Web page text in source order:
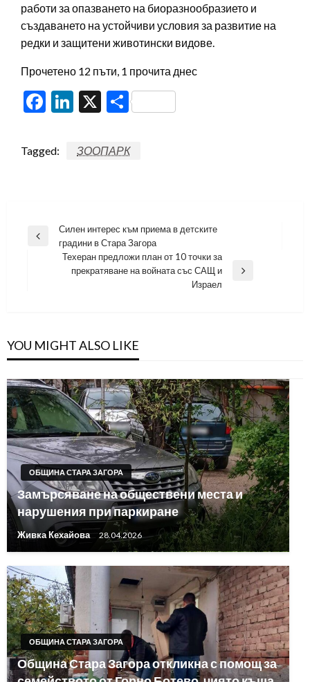
работи за опазването на биоразнообразието и
създаването на устойчиви условия за развитие на
редки и защитени животински видове.
Прочетено 12 пъти, 1 прочита днес
Facebook
LinkedIn
X Share
Tagged: ЗООПАРК
Навигация
Previous
Силен интерес към приема в детските
градини в Стара Загора
Техеран предложи план от 10 точки за
прекратяване на войната със САЩ и
Израел
YOU MIGHT ALSO LIKE
ОБЩИНА СТАРА ЗАГОРА
Замърсяване на обществени места и
нарушения при паркиране
Живка Кехайова 28.04.2026
ОБЩИНА СТАРА ЗАГОРА
Община Стара Загора откликна с помощ за